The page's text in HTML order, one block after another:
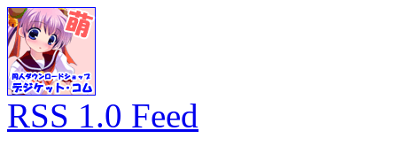
RSS 1.0 Feed